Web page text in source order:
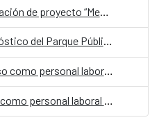
Convocatoria para coordinación de proyecto “Memoria democrática, archivos y sitios de la resistencia y los derechos humanos en Paraguay”
Convocatoria para el diagnóstico del Parque Público Bernardino Caballero para su rehabilitación
Convocatoria para el ingreso como personal laboral fijo en el Centro Cultural de España Juan de Salazar en Paraguay, con la categoría de Auxiliar Administrativo/a